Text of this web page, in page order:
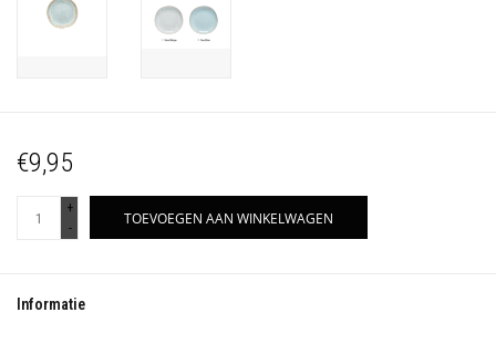
€9,95
+
-
TOEVOEGEN AAN WINKELWAGEN
Informatie